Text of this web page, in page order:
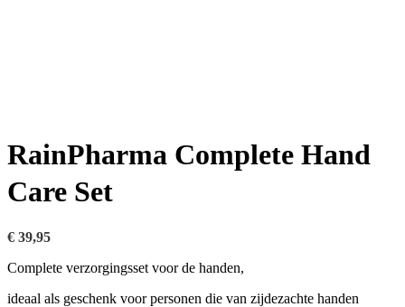
RainPharma Complete Hand
Care Set
€ 39,95
Complete verzorgingsset voor de handen,
ideaal als geschenk voor personen die van zijdezachte handen